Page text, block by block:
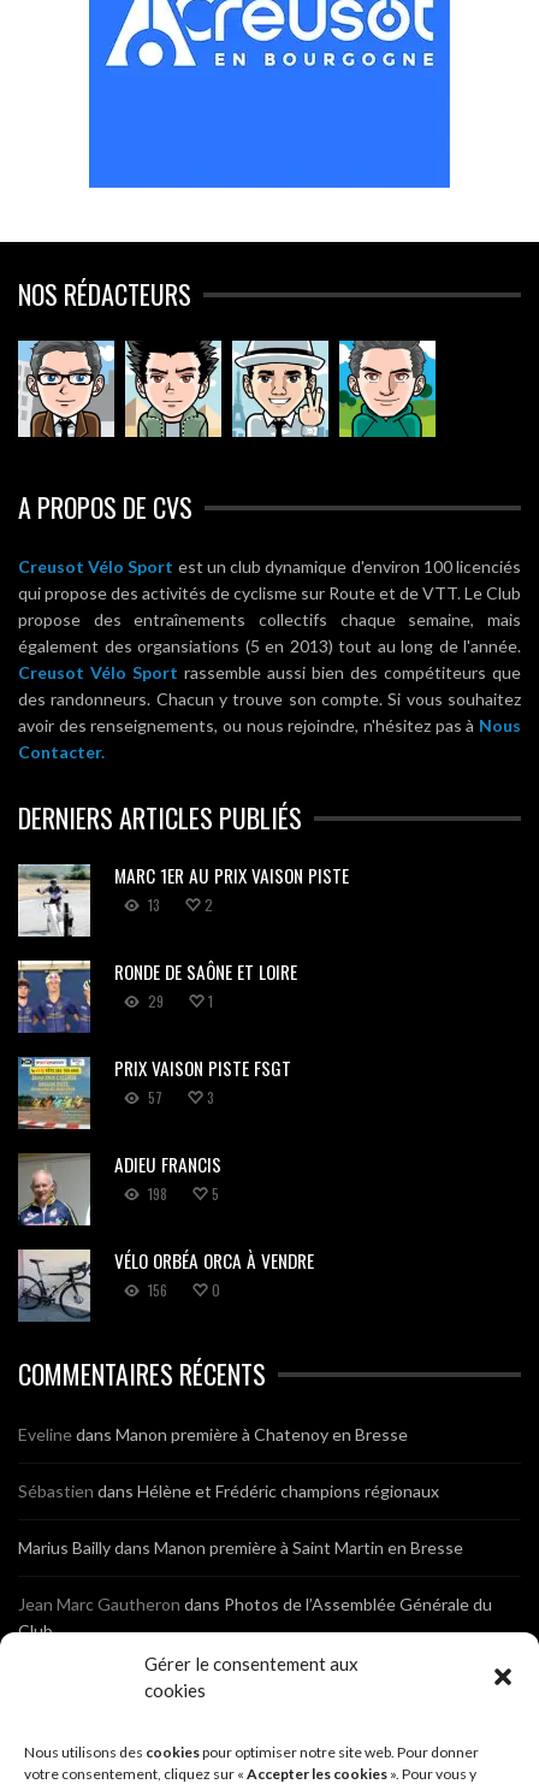
Gérer le consentement aux
cookies
Nous utilisons des cookiespour optimiser notre site web. Pour donner
votre consentement, cliquez sur « Accepter les cookies ». Pour vous y
NOS RÉDACTEURS
A PROPOS DE CVS
Creusot Vélo Sport est un club dynamique d'environ 100 licenciés
qui propose des activités de cyclisme sur Route et de VTT. Le Club
propose des entraînements collectifs chaque semaine, mais
également des organsiations (5 en 2013) tout au long de l'année.
Creusot Vélo Sport rassemble aussi bien des compétiteurs que
des randonneurs. Chacun y trouve son compte. Si vous souhaitez
avoir des renseignements, ou nous rejoindre, n'hésitez pas à Nous
Contacter.
DERNIERS ARTICLES PUBLIÉS
MARC 1ER AU PRIX VAISON PISTE
13 2
RONDE DE SAÔNE ET LOIRE
29 1
PRIX VAISON PISTE FSGT
57 3
ADIEU FRANCIS
198 5
VÉLO ORBÉA ORCA À VENDRE
156 0
COMMENTAIRES RÉCENTS
Evelinedans Manon première à Chatenoy en Bresse
Sébastien dans Hélène et Frédéric champions régionaux
Marius Baillydans Manon première à Saint Martin en Bresse
Jean Marc Gautheron dans Photos de l’Assemblée Générale du
Club
Photos de l’Assemblée Générale du Club
Sébastien dans Cyclocross de Brochon (21)